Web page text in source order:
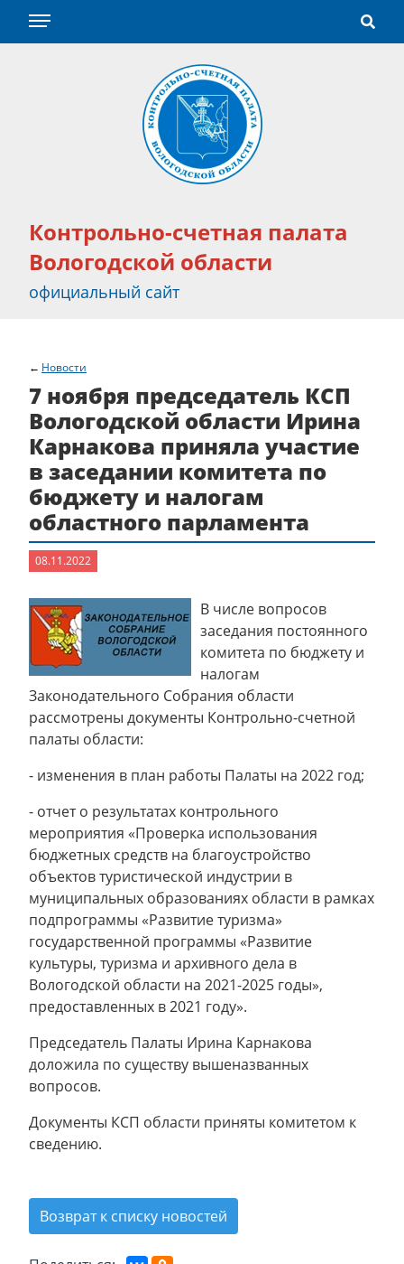
Контрольно-счетная палата
Вологодской области
официальный сайт
Новости
7 ноября председатель КСП
Вологодской области Ирина
Карнакова приняла участие
в заседании комитета по
бюджету и налогам
областного парламента
08.11.2022
В числе вопросов
заседания постоянного
комитета по бюджету и
налогам
Законодательного Собрания области
рассмотрены документы Контрольно-счетной
палаты области:
- изменения в план работы Палаты на 2022 год;
- отчет о результатах контрольного
мероприятия «Проверка использования
бюджетных средств на благоустройство
объектов туристической индустрии в
муниципальных образованиях области в рамках
подпрограммы «Развитие туризма»
государственной программы «Развитие
культуры, туризма и архивного дела в
Вологодской области на 2021-2025 годы»,
предоставленных в 2021 году».
Председатель Палаты Ирина Карнакова
доложила по существу вышеназванных
вопросов.
Документы КСП области приняты комитетом к
сведению.
Возврат к списку новостей